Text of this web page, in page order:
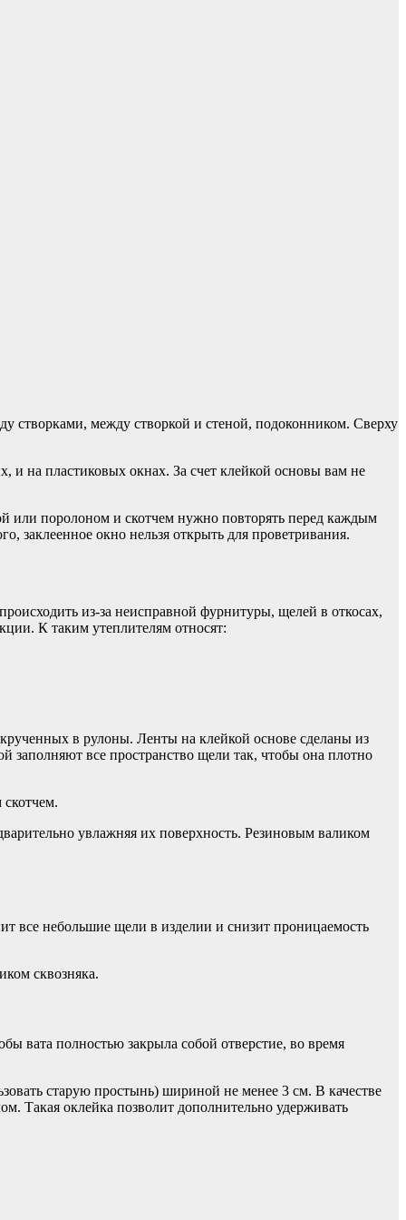
створками, между створкой и стеной, подоконником. Сверху
на пластиковых окнах. За счет клейкой основы вам не
или поролоном и скотчем нужно повторять перед каждым
заклеенное окно нельзя открыть для проветривания.
из-за неисправной фурнитуры, щелей в откосах,
К таким утеплителям относят:
в рулоны. Ленты на клейкой основе сделаны из
заполняют все пространство щели так, чтобы она плотно
увлажняя их поверхность. Резиновым валиком
все небольшие щели в изделии и снизит проницаемость
сквозняка.
вата полностью закрыла собой отверстие, во время
старую простынь) шириной не менее 3 см. В качестве
Такая оклейка позволит дополнительно удерживать